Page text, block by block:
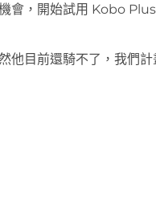
會，開始試用 Kobo
他目前還騎不了，我們